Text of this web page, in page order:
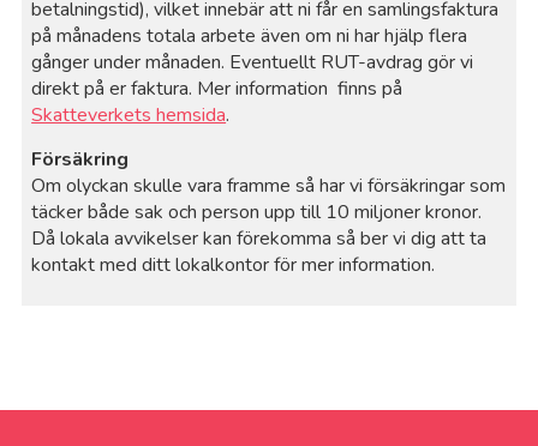
betalningstid), vilket innebär att ni får en samlingsfaktura
på månadens totala arbete även om ni har hjälp flera
gånger under månaden. Eventuellt RUT-avdrag gör vi
direkt på er faktura. Mer information finns på
Skatteverkets hemsida.
Försäkring
Om olyckan skulle vara framme så har vi försäkringar som
täcker både sak och person upp till 10 miljoner kronor.
Då lokala avvikelser kan förekomma så ber vi dig att ta
kontakt med ditt lokalkontor för mer information.